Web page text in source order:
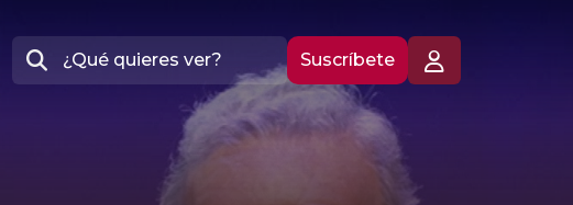
Suscríbete